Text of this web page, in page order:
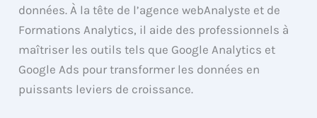
données. À la tête de l’agence webAnalyste et de
Formations Analytics, il aide des professionnels à
maîtriser les outils tels que Google Analytics et
Google Ads pour transformer les données en
puissants leviers de croissance.